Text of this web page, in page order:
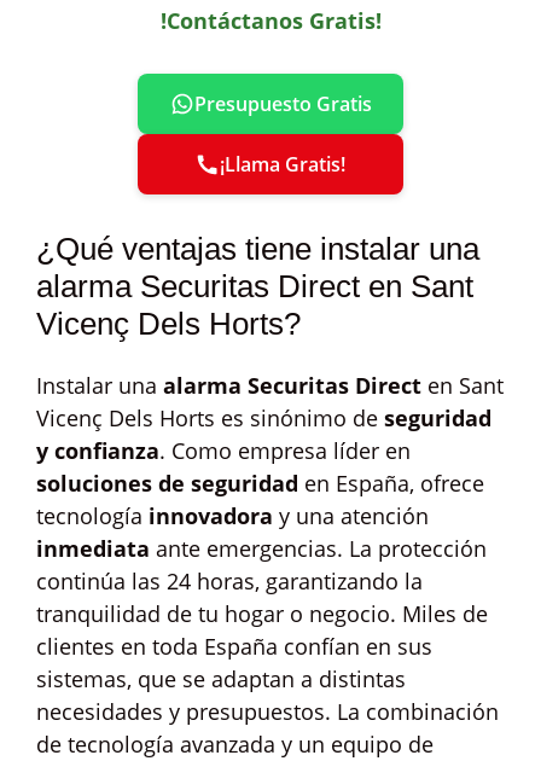
!Contáctanos Gratis!
Presupuesto Gratis
¡Llama Gratis!
¿Qué ventajas tiene instalar una
alarma Securitas Direct en Sant
Vicenç Dels Horts?
Instalar una alarma Securitas Direct en Sant
Vicenç Dels Horts es sinónimo de seguridad
y confianza. Como empresa líder en
soluciones de seguridad en España, ofrece
tecnología innovadora y una atención
inmediata ante emergencias. La protección
continúa las 24 horas, garantizando la
tranquilidad de tu hogar o negocio. Miles de
clientes en toda España confían en sus
sistemas, que se adaptan a distintas
necesidades y presupuestos. La combinación
de tecnología avanzada y un equipo de